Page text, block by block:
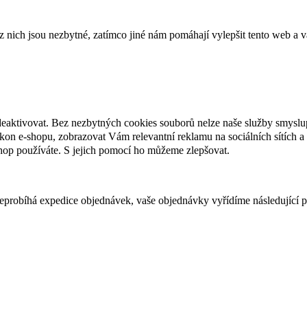
jsou nezbytné, zatímco jiné nám pomáhají vylepšit tento web a
Bez nezbytných cookies souborů nelze naše služby
e-shopu, zobrazovat Vám relevantní reklamu na sociálních sítích
používáte. S jejich pomocí ho můžeme zlepšovat.
expedice objednávek, vaše objednávky vyřídíme následující